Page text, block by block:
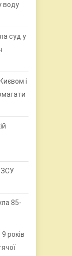
воду
суд у
і
ЗСУ
85-
років